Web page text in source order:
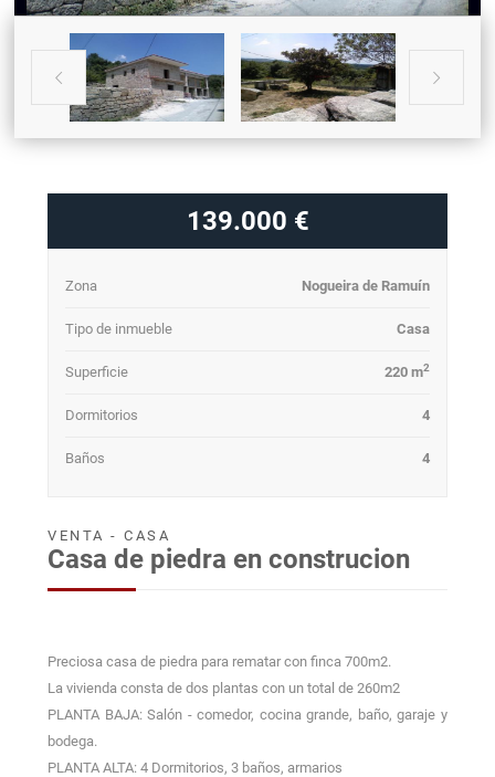
 
VENTA - CASA
Casa de piedra en construcion
Preciosa casa de piedra para rematar con finca 700m2.
La vivienda consta de dos plantas con un total de 260m2
PLANTA BAJA: Salón - comedor, cocina grande, baño, garaje y
bodega.
PLANTA ALTA: 4 Dormitorios, 3 baños, armarios
139.000 €
Zona Nogueira de Ramuín
Tipo de inmueble Casa
Superficie 220 m2
Dormitorios 4
Baños 4